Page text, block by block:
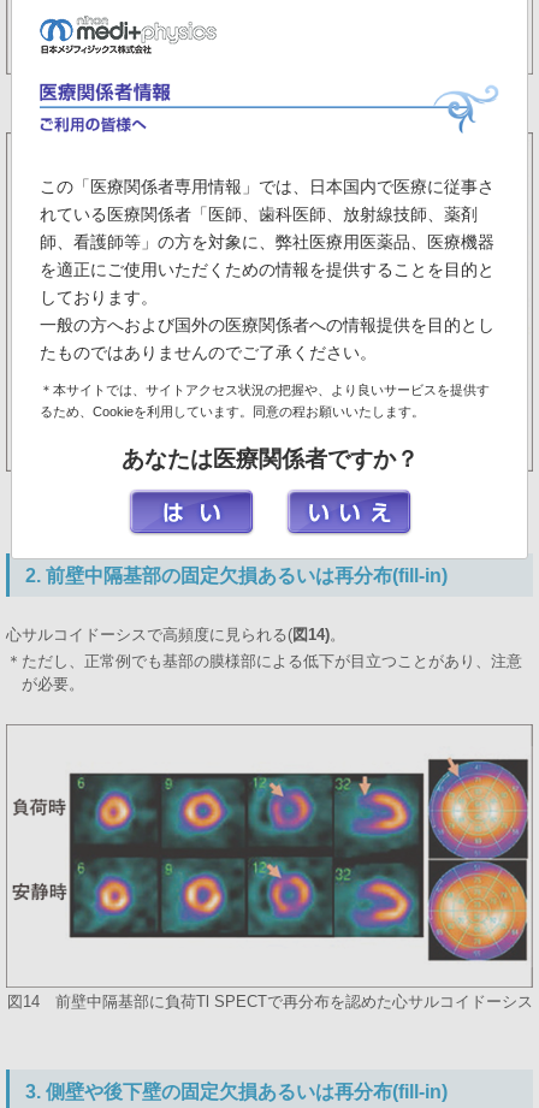
図12 完全左脚ブロックの症例
2. 前壁中隔基部の固定欠損あるいは再分布(fill-in)
心サルコイドーシスで高頻度に見られる(図14)。
＊ただし、正常例でも基部の膜様部による低下が目立つことがあり、注意
が必要。
図14 前壁中隔基部に負荷Tl SPECTで再分布を認めた心サルコイドーシス
3. 側壁や後下壁の固定欠損あるいは再分布(fill-in)
この「医療関係者専用情報」では、日本国内で医療に従事さ
れている医療関係者「医師、歯科医師、放射線技師、薬剤
師、看護師等」の方を対象に、弊社医療用医薬品、医療機器
を適正にご使用いただくための情報を提供することを目的と
しております。
一般の方へおよび国外の医療関係者への情報提供を目的とし
たものではありませんのでご了承ください。
＊本サイトでは、サイトアクセス状況の把握や、より良いサービスを提供す
るため、Cookieを利用しています。同意の程お願いいたします。
あなたは医療関係者ですか？